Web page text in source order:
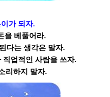
가 되자.
을 베풀어라.
다는 생각은 말자.
직업적인 사람을 쓰자.
리하지 말자.